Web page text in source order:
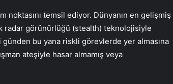
noktasını temsil ediyor. Dünyanın en gelişmiş
radar görünürlüğü (stealth) teknolojisiyle
bu yana riskli görevlerde yer almasına
ateşiyle hasar almamış veya